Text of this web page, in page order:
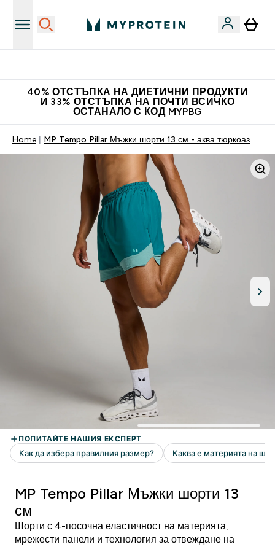
40% ОТСТЪПКА НА ДИЕТИЧНИ ПРОДУКТИ
И 33% ОТСТЪПКА НА ПОЧТИ ВСИЧКО
ОСТАНАЛО С КОД MYPBG
Home MP Tempo Pillar Мъжки шорти 13 см - аква тюркоаз
MP Tempo Pillar Мъжки шорти 13
см
Шорти с 4-посочна еластичност на материята,
мрежести панели и технология за отвеждане на